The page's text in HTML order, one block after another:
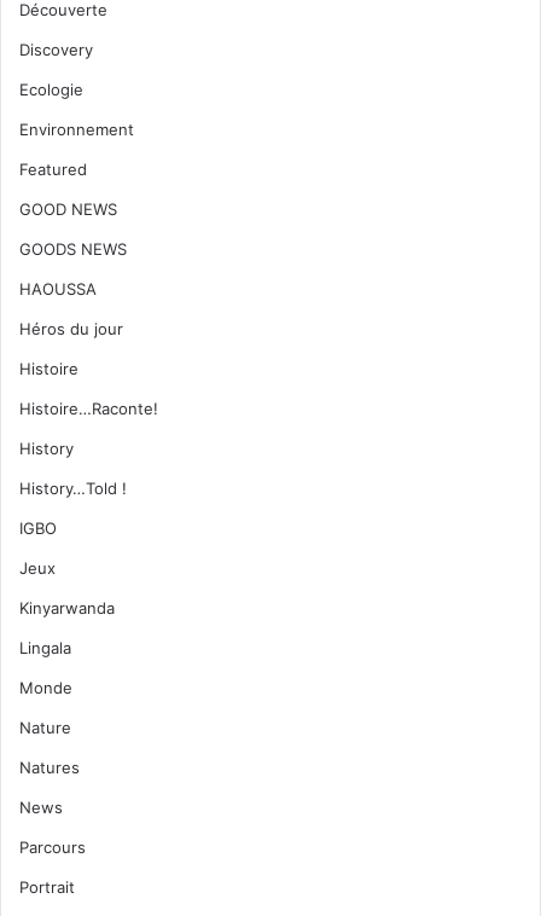
Découverte
Discovery
Ecologie
Environnement
Featured
GOOD NEWS
GOODS NEWS
HAOUSSA
Héros du jour
Histoire
Histoire…Raconte!
History
History…Told !
IGBO
Jeux
Kinyarwanda
Lingala
Monde
Nature
Natures
News
Parcours
Portrait